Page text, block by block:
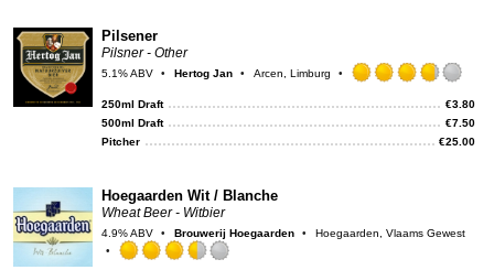
Pilsener
Pilsner - Other
5.1% ABV Hertog Jan
Arcen, Limburg
3.75
out
250ml Draft €3.80
500ml Draft
€7.50
Pitcher
€25.00
Hoegaarden Wit / Blanche
Wheat Beer - Witbier
4.9% ABV Brouwerij Hoegaarden Hoegaarden, Vlaams Gewest